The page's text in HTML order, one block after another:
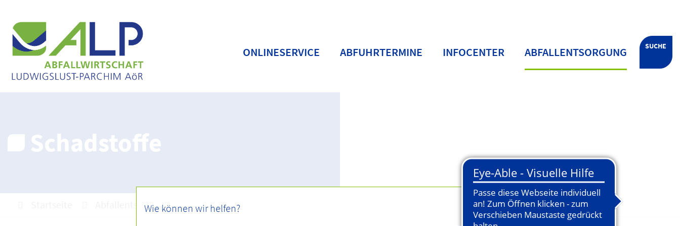
SUCHE
ONLINESERVICE ABFUHRTERMINE INFOCENTER ABFALLENTSORGUNG
Schadstoffe
Abfallentsorgung Abfallarten